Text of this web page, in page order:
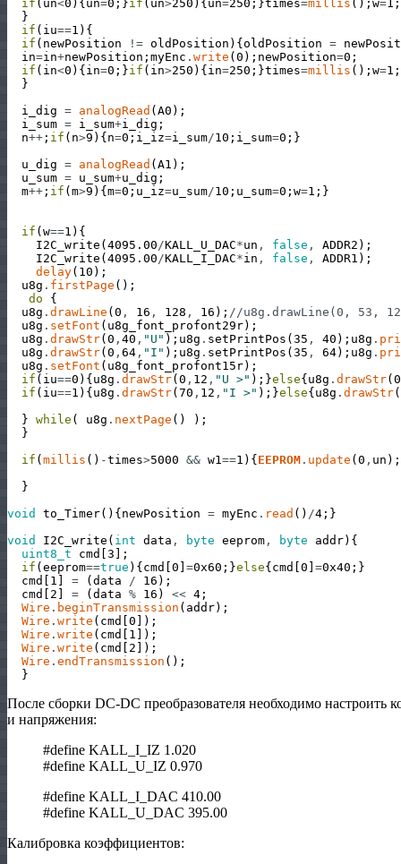
if ( un<0 ) {un=0 ; }if ( un>250 ) {un=250 ; }times=millis ( ) ; w=1 ;
}
if ( iu==1 ) {
if ( newPosition != oldPosition ) {oldPosition =
in=in+newPosition ; myEnc . write (0 ) ; newPosition=0 ;
if ( in<0 ) {in=0 ; }if ( in>250 ) {in=250 ; }times=millis ( ) ; w=1 ;
}
i_dig = analogRead (A0 ) ;
i_sum = i_sum+i_dig ;
n++ ; if ( n>9 ) {n=0 ; i_iz=i_sum/10 ; i_sum=0 ; }
u_dig = analogRead (A1 ) ;
u_sum = u_sum+u_dig ;
m++ ; if (m>9 ) {m=0 ; u_iz=u_sum/10 ; u_sum=0 ; w=1 ; }
if (w==1 ) {
I2C_write (4095.00 /KALL_U_DAC*un , false , ADDR2 ) ;
I2C_write (4095.00 /KALL_I_DAC*in , false , ADDR1 ) ;
delay( 10 ) ;
u8g . firstPage ( ) ;
do
{
u8g . drawLine (0 , 16 , 128 , 16 ) ; //u8g.drawLine(0, 53,
u8g . setFont ( u8g_font_profont29r) ;
u8g . drawStr(0 , 40 , "U" ) ; u8g . setPrintPos (35 , 40 ) ; u8g .
u8g . drawStr(0 , 64 , "I" ) ; u8g . setPrintPos (35 , 64) ; u8g .
u8g . setFont ( u8g_font_profont15r) ;
if ( iu==0 ) {u8g . drawStr(0 , 12 , "U >" ) ; }else{u8g . drawStr(0
if ( iu==1 ) {u8g . drawStr(70 , 12 , "I >" ) ; }else{u8g . drawStr(
} while ( u8g . nextPage ( ) ) ;
}
if (millis ( ) -times>5000 && w1 ==1 ) {EEPROM . update (0 , un ) ;
}
void
to_Timer( ) {newPosition = myEnc . read ( ) /4 ; }
void
I2C_write ( int data , byte eeprom , byte addr) {
uint8_t
cmd [3 ] ;
if (eeprom==true ) {cmd [0 ] =0x60 ; }else{cmd [0 ] =0x40 ; }
cmd [ 1 ] = (data / 16 ) ;
cmd [ 2 ] = (data % 16 ) << 4 ;
Wire . beginTransmission ( addr) ;
Wire . write ( cmd [0 ] ) ;
Wire . write ( cmd [ 1 ] ) ;
Wire . write ( cmd [ 2 ] ) ;
Wire . endTransmission ( ) ;
}
После сборки DC-DC преобразователя необходимо настроить
и напряжения:
#define KALL_I_IZ 1.020
#define KALL_U_IZ 0.970
#define KALL_I_DAC 410.00
#define KALL_U_DAC 395.00
Калибровка коэффициентов: